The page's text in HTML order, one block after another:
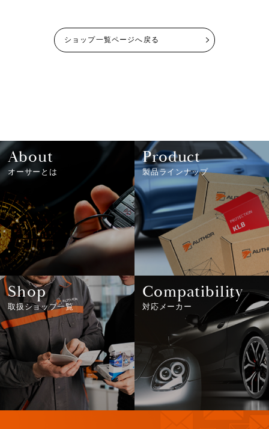
ショップ一覧ページへ戻る
About
オーサーとは
Product
製品ラインナップ
Shop
取扱ショップ一覧
Compatibility
対応メーカー